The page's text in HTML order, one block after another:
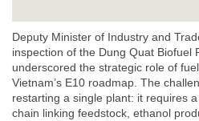
Deputy Minister of Industry and
inspection of the Dung Quat Biofuel
underscored the strategic role of
Vietnam’s E10 roadmap. The
restarting a single plant: it requires
chain linking feedstock, ethanol